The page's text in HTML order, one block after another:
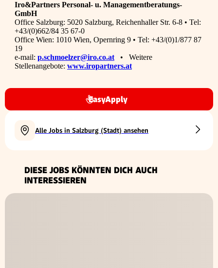
Iro&Partners Personal- u. Managementberatungs-
GmbH
Office Salzburg: 5020 Salzburg, Reichenhaller Str. 6-8 • Tel:
+43/(0)662/84 35 67-0
Office Wien: 1010 Wien, Opernring 9 • Tel: +43/(0)1/877 87
19
e-mail: p.schmoelzer@iro.co.at • Weitere
Stellenangebote: www.iropartners.at
EasyApply
Alle Jobs in Salzburg (Stadt) ansehen
DIESE JOBS KÖNNTEN DICH AUCH
INTERESSIEREN